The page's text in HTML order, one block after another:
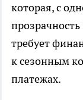
которая, с
прозрачность
требует
к сезонным
платежах.